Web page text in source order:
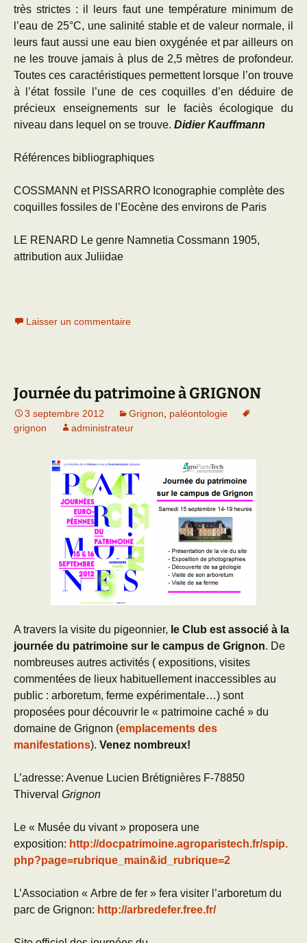
très strictes : il leurs faut une température minimum de
l’eau de 25°C, une salinité stable et de valeur normale, il
leurs faut aussi une eau bien oxygénée et par ailleurs on
ne les trouve jamais à plus de 2,5 mètres de profondeur.
Toutes ces caractéristiques permettent lorsque l’on trouve
à l’état fossile l’une de ces coquilles d’en déduire de
précieux enseignements sur le faciès écologique du
niveau dans lequel on se trouve. Didier Kauffmann
Références bibliographiques
COSSMANN et PISSARRO Iconographie complète des
coquilles fossiles de l’Eocène des environs de Paris
LE RENARD Le genre Namnetia Cossmann 1905,
attribution aux Juliidae
Laisser un commentaire
Journée du patrimoine à GRIGNON
3 septembre 2012 Grignon, paléontologie
grignon
administrateur
A travers la visite du pigeonnier, le Club est associé à la
journée du patrimoine sur le campus de Grignon. De
nombreuses autres activités ( expositions, visites
commentées de lieux habituellement inaccessibles au
public : arboretum, ferme expérimentale…) sont
proposées pour découvrir le « patrimoine caché » du
domaine de Grignon (emplacements des
manifestations). Venez nombreux!
L’adresse: Avenue Lucien Brétignières F-78850
Thiverval Grignon
Le « Musée du vivant » proposera une
exposition: http://docpatrimoine.agroparistech.fr/spip.
php?page=rubrique_main&id_rubrique=2
L’Association « Arbre de fer » fera visiter l’arboretum du
parc de Grignon: http://arbredefer.free.fr/